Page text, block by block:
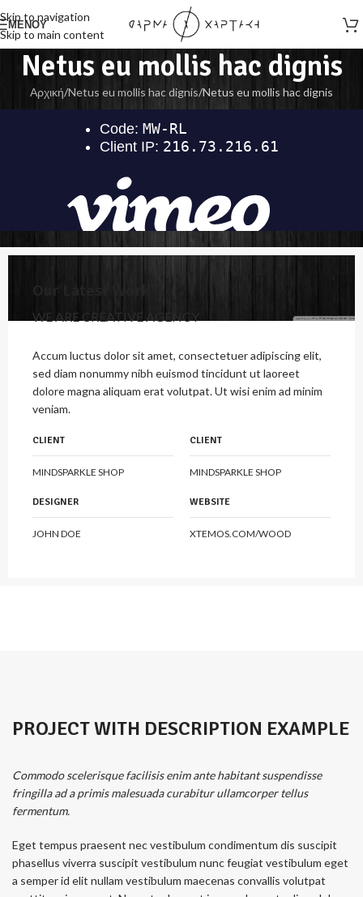
Skip to navigation
Skip to main content
ΜΕΝΟΎ
Netus eu mollis hac dignis
Αρχική Netus eu mollis hac dignis Netus eu mollis hac dignis
Our Latest Work
WE ARE CREATIVE AGENCY
Accum luctus dolor sit amet, consectetuer adipiscing elit,
sed diam nonummy nibh euismod tincidunt ut laoreet
dolore magna aliquam erat volutpat. Ut wisi enim ad minim
veniam.
CLIENT
MINDSPARKLE SHOP
CLIENT
MINDSPARKLE SHOP
DESIGNER
JOHN DOE
WEBSITE
XTEMOS.COM/WOOD
PROJECT WITH DESCRIPTION EXAMPLE
Commodo scelerisque facilisis enim ante habitant suspendisse
fringilla ad a primis malesuada curabitur ullamcorper tellus
fermentum.
Eget tempus praesent nec vestibulum condimentum dis suscipit
phasellus viverra suscipit vestibulum nunc feugiat vestibulum eget
a semper id elit nullam vestibulum maecenas convallis volutpat